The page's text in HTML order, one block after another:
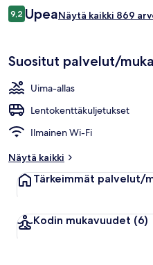
198 €
Arvostelut
9,29,2 kautta 10.
UpeaNäytä kaikki 869
Suositut palvelut/
Uima-allas
Lentokenttäkuljetukset
Ilmainen Wi-Fi
Näytä kaikki
Tärkeimmät palvelut/
Kodin mukavuudet (6)